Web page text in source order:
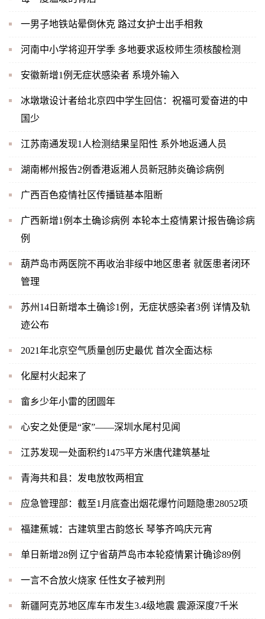
一男子地铁站晕倒休克 路过女护士出手相救
河南中小学将迎开学季 多地要求返校师生须核酸检测
安徽新增1例无症状感染者 系境外输入
冰墩墩设计者给北京四中学生回信：祝福可爱奋进的中
国少
江苏南通发现1人检测结果呈阳性 系外地返通人员
湖南郴州报告2例香港返湘人员新冠肺炎确诊病例
广西百色疫情社区传播链基本阻断
广西新增1例本土确诊病例 本轮本土疫情累计报告确诊病
例
葫芦岛市两医院不再收治非绥中地区患者 就医患者闭环
管理
苏州14日新增本土确诊1例，无症状感染者3例 详情及轨
迹公布
2021年北京空气质量创历史最优 首次全面达标
化屋村火起来了
畲乡少年小雷的团圆年
心安之处便是“家”——深圳水尾村见闻
江苏发现一处面积约1475平方米唐代建筑基址
青海共和县：发电放牧两相宜
应急管理部：截至1月底查出烟花爆竹问题隐患28052项
福建蕉城：古建筑里古韵悠长 琴筝齐鸣庆元宵
单日新增28例 辽宁省葫芦岛市本轮疫情累计确诊89例
一言不合放火烧家 任性女子被判刑
新疆阿克苏地区库车市发生3.4级地震 震源深度7千米